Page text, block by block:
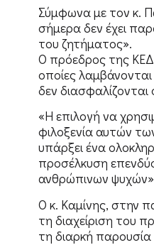
Σύμφωνα με τον κ.
σήμερα δεν έχει
του ζητήματος».
Ο πρόεδρος της
οποίες λαμβάνονται
δεν
«Η επιλογή να
φιλοξενία αυτών
υπάρξει ένα
προσέλκυση
ανθρώπινων
Ο κ. Καμίνης, στην
τη διαχείριση του
τη διαρκή παρουσία